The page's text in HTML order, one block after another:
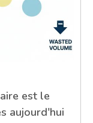
est le
aujourd'hui